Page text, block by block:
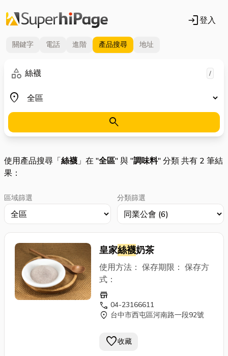
login登入
關鍵字 電話 進階 產品搜尋 地址
category
關鍵字 /
place
地區
search
使用產品搜尋「絲襪」在 "全區" 與 "調味料" 分類 共有 2 筆結
果：
區域篩選 分類篩選
皇家絲襪奶茶
使用方法： 保存期限： 保存方
式：
store
call 04-23166611
location_on 台中市西屯區河南路一段92號
favorite收藏